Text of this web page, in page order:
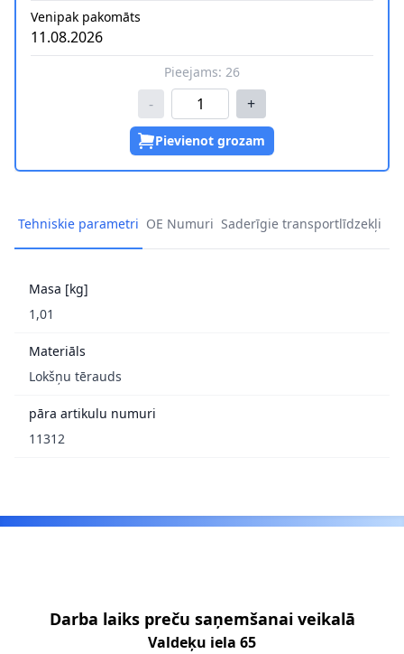
Venipak pakomāts
11.08.2026
Pieejams: 26
- +
Pievienot grozam
Tehniskie parametri OE Numuri Saderīgie transportlīdzekļi
Masa [kg]
1,01
Materiāls
Lokšņu tērauds
pāra artikulu numuri
11312
Darba laiks preču saņemšanai veikalā
Valdeķu iela 65